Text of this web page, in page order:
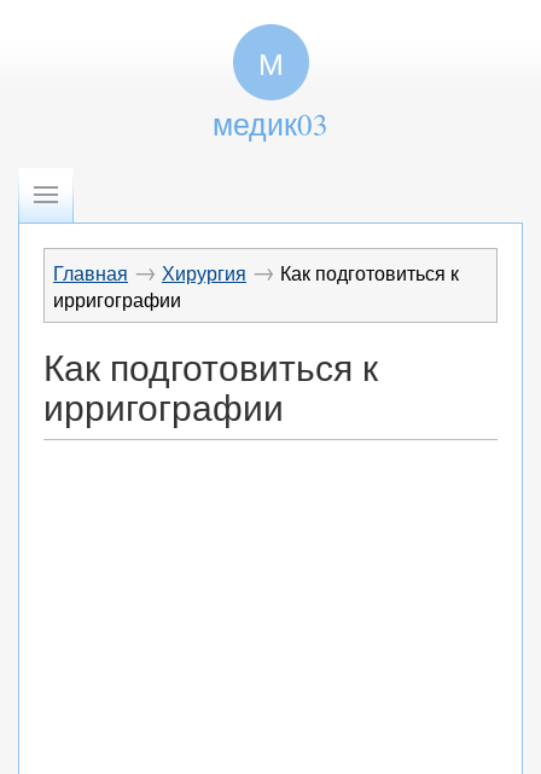
М
медик03
Главная → Хирургия → Как подготовиться к
ирригографии
Как подготовиться к
ирригографии